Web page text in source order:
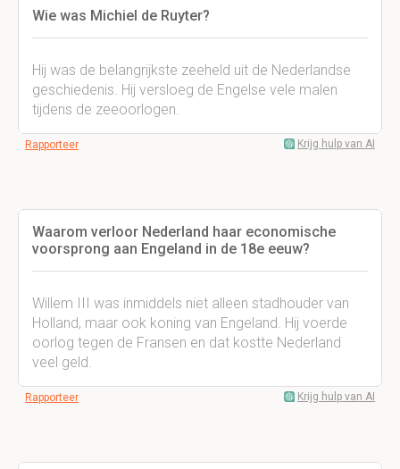
Wie was Michiel de Ruyter?
Hij was de belangrijkste zeeheld uit de Nederlandse
geschiedenis. Hij versloeg de Engelse vele malen
tijdens de zeeoorlogen.
Rapporteer Krijg hulp van AI
Waarom verloor Nederland haar economische
voorsprong aan Engeland in de 18e eeuw?
Willem III was inmiddels niet alleen stadhouder van
Holland, maar ook koning van Engeland. Hij voerde
oorlog tegen de Fransen en dat kostte Nederland
veel geld.
Rapporteer Krijg hulp van AI